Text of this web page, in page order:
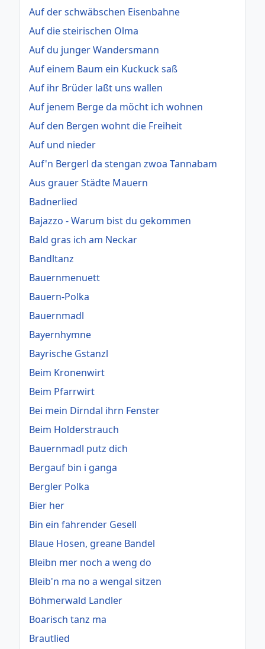
Auf der schwäbschen Eisenbahne
Auf die steirischen Olma
Auf du junger Wandersmann
Auf einem Baum ein Kuckuck saß
Auf ihr Brüder laßt uns wallen
Auf jenem Berge da möcht ich wohnen
Auf den Bergen wohnt die Freiheit
Auf und nieder
Auf'n Bergerl da stengan zwoa Tannabam
Aus grauer Städte Mauern
Badnerlied
Bajazzo - Warum bist du gekommen
Bald gras ich am Neckar
Bandltanz
Bauernmenuett
Bauern-Polka
Bauernmadl
Bayernhymne
Bayrische Gstanzl
Beim Kronenwirt
Beim Pfarrwirt
Bei mein Dirndal ihrn Fenster
Beim Holderstrauch
Bauernmadl putz dich
Bergauf bin i ganga
Bergler Polka
Bier her
Bin ein fahrender Gesell
Blaue Hosen, greane Bandel
Bleibn mer noch a weng do
Bleib'n ma no a wengal sitzen
Böhmerwald Landler
Boarisch tanz ma
Brautlied